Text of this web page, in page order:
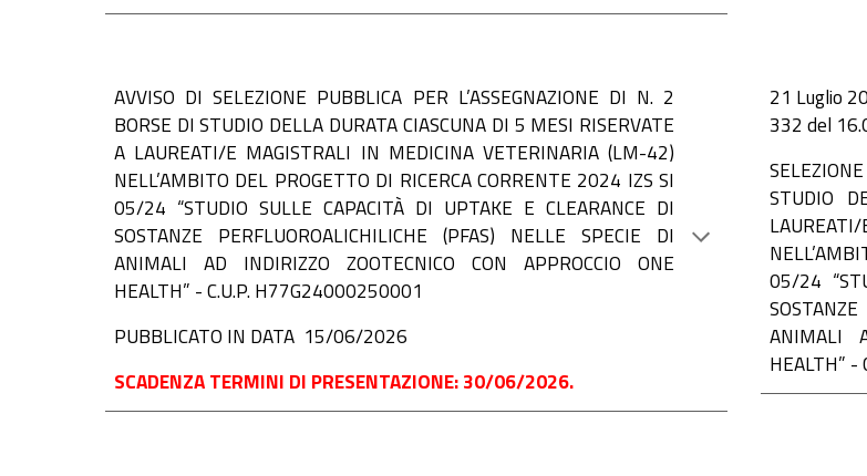
AVVISO DISELEZIONE PUBBLICA PER L’ASSEGNAZIONE DI N. 2
BORSE DI STUDIO DELLA DURATA CIASCUNA DI 5 MESI RISERVATE
A LAUREATI/E MAGISTRALI IN MEDICINA VETERINARIA (LM-42)
NELL’AMBITO DEL PROGETTO DI RICERCA CORRENTE 2024 IZS SI
05/24 “STUDIO SULLE CAPACITÀ DI UPTAKE E CLEARANCE DI
SOSTANZE PERFLUOROALICHILICHE (PFAS) NELLE SPECIE DI
ANIMALI AD INDIRIZZO ZOOTECNICO CON APPROCCIO ONE
HEALTH” - C.U.P. H77G24000250001
PUBBLICATO IN DATA 15/06/2026
SCADENZA TERMINI DI PRESENTAZIONE: 30/06/2026.
21 Luglio
332 del
S
STUDIO
05/24
ANIMALI
HEALTH”